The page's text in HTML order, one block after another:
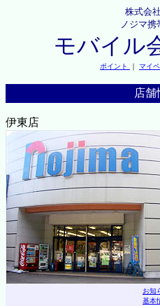
株式会
ノジマ携
モバイル
ポイント ｜ マイ
店舗
伊東店
お知
基本